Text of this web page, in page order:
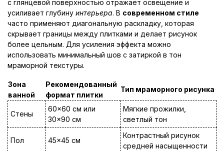
с глянцевой поверхностью отражает освещение и
усиливает глубину интерьера. В современном стиле
часто применяют диагональную раскладку, которая
скрывает границы между плитками и делает рисунок
более цельным. Для усиления эффекта можно
использовать минимальный шов с затиркой в тон
мраморной текстуры.
Зона
ванной
Рекомендованный
формат плитки
Тип мраморного рисунка
Стены
60×60 см или
30×90 см
Мягкие прожилки,
светлый тон
Пол 45×45 см
Контрастный рисунок
средней насыщенности